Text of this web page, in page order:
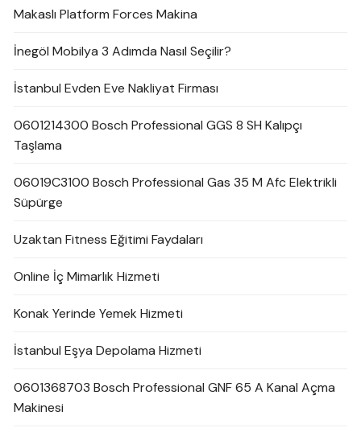
Makaslı Platform Forces Makina
İnegöl Mobilya 3 Adımda Nasıl Seçilir?
İstanbul Evden Eve Nakliyat Firması
0601214300 Bosch Professional GGS 8 SH Kalıpçı
Taşlama
06019C3100 Bosch Professional Gas 35 M Afc Elektrikli
Süpürge
Uzaktan Fitness Eğitimi Faydaları
Online İç Mimarlık Hizmeti
Konak Yerinde Yemek Hizmeti
İstanbul Eşya Depolama Hizmeti
0601368703 Bosch Professional GNF 65 A Kanal Açma
Makinesi